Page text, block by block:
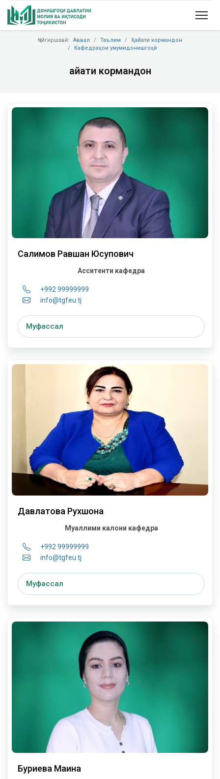
Ҷойгиршавӣ: Аввал Таълим
Ҳайати кормандон
Кафедраҳои умумидонишгоҳӣ
Ҳайати кормандон
Салимов Равшан Юсупович
Асситенти кафедра
+992 99999999
info@tgfeu.tj
Муфассал
Давлатова Рухшона
Муаллими калони кафедра
+992 99999999
info@tgfeu.tj
Муфассал
Буриева Маҳина